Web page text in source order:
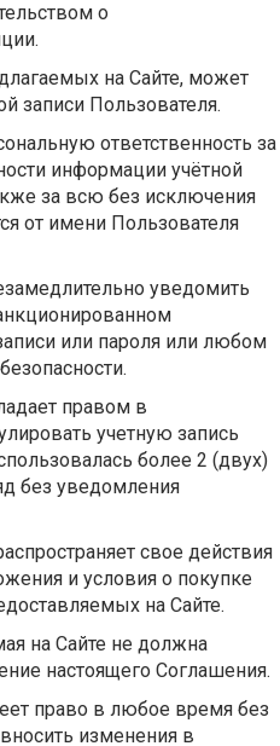
о
на Сайте, может
записи Пользователя.
ответственность за
информации учётной
за всю без исключения
от имени Пользователя
уведомить
или пароля или любом
правом в
учетную запись
более 2 (двух)
без уведомления
свое действия
и условия о покупке
на Сайте.
на Сайте не должна
настоящего Соглашения.
право в любое время без
изменения в